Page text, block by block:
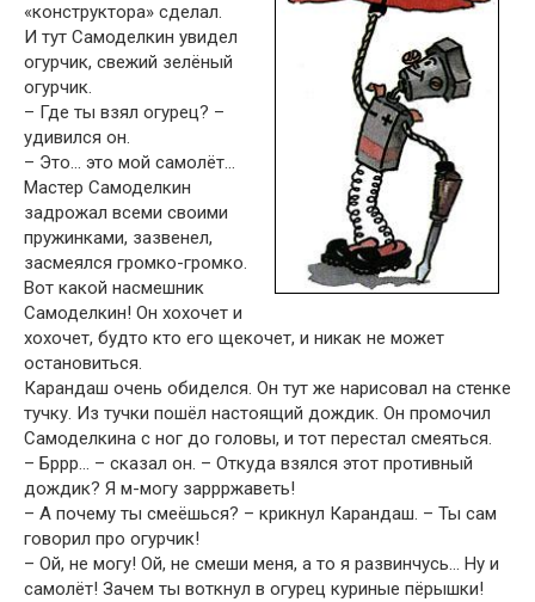
«конструктора» сделал.
И тут Самоделкин увидел
огурчик, свежий зелёный
огурчик.
– Где ты взял огурец? –
удивился он.
– Это… это мой самолёт…
Мастер Самоделкин
задрожал всеми своими
пружинками, зазвенел,
засмеялся громко-громко.
Вот какой насмешник
Самоделкин! Он хохочет и
хохочет, будто кто его щекочет, и никак не может
остановиться.
Карандаш очень обиделся. Он тут же нарисовал на стенке
тучку. Из тучки пошёл настоящий дождик. Он промочил
Самоделкина с ног до головы, и тот перестал смеяться.
– Бррр… – сказал он. – Откуда взялся этот противный
дождик? Я м-могу заррржаветь!
– А почему ты смеёшься? – крикнул Карандаш. – Ты сам
говорил про огурчик!
– Ой, не могу! Ой, не смеши меня, а то я развинчусь… Ну и
самолёт! Зачем ты воткнул в огурец куриные пёрышки!